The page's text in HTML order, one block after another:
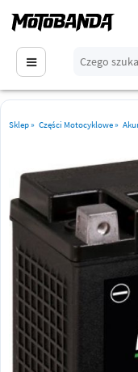
Sklep» Części Motocyklowe»